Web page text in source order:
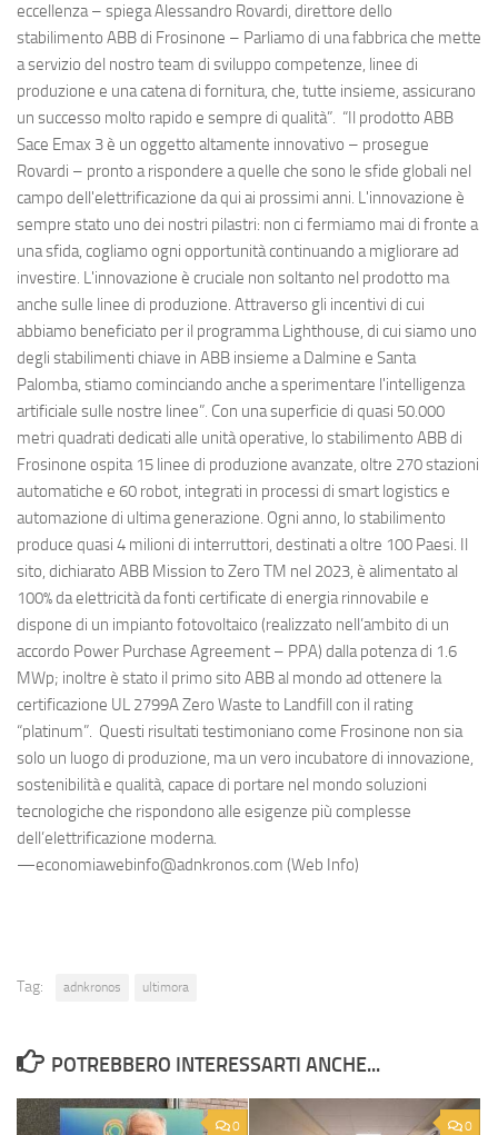
eccellenza – spiega Alessandro Rovardi, direttore dello
stabilimento ABB di Frosinone – Parliamo di una fabbrica che mette
a servizio del nostro team di sviluppo competenze, linee di
produzione e una catena di fornitura, che, tutte insieme, assicurano
un successo molto rapido e sempre di qualità”. “Il prodotto ABB
Sace Emax 3 è un oggetto altamente innovativo – prosegue
Rovardi – pronto a rispondere a quelle che sono le sfide globali nel
campo dell'elettrificazione da qui ai prossimi anni. L'innovazione è
sempre stato uno dei nostri pilastri: non ci fermiamo mai di fronte a
una sfida, cogliamo ogni opportunità continuando a migliorare ad
investire. L'innovazione è cruciale non soltanto nel prodotto ma
anche sulle linee di produzione. Attraverso gli incentivi di cui
abbiamo beneficiato per il programma Lighthouse, di cui siamo uno
degli stabilimenti chiave in ABB insieme a Dalmine e Santa
Palomba, stiamo cominciando anche a sperimentare l'intelligenza
artificiale sulle nostre linee”. Con una superficie di quasi 50.000
metri quadrati dedicati alle unità operative, lo stabilimento ABB di
Frosinone ospita 15 linee di produzione avanzate, oltre 270 stazioni
automatiche e 60 robot, integrati in processi di smart logistics e
automazione di ultima generazione. Ogni anno, lo stabilimento
produce quasi 4 milioni di interruttori, destinati a oltre 100 Paesi. Il
sito, dichiarato ABB Mission to Zero TM nel 2023, è alimentato al
100% da elettricità da fonti certificate di energia rinnovabile e
dispone di un impianto fotovoltaico (realizzato nell’ambito di un
accordo Power Purchase Agreement – PPA) dalla potenza di 1.6
MWp; inoltre è stato il primo sito ABB al mondo ad ottenere la
certificazione UL 2799A Zero Waste to Landfill con il rating
“platinum”. Questi risultati testimoniano come Frosinone non sia
solo un luogo di produzione, ma un vero incubatore di innovazione,
sostenibilità e qualità, capace di portare nel mondo soluzioni
tecnologiche che rispondono alle esigenze più complesse
dell’elettrificazione moderna.
—economiawebinfo@adnkronos.com (Web Info)
Tag: adnkronos ultimora
POTREBBERO INTERESSARTI ANCHE...
0 0